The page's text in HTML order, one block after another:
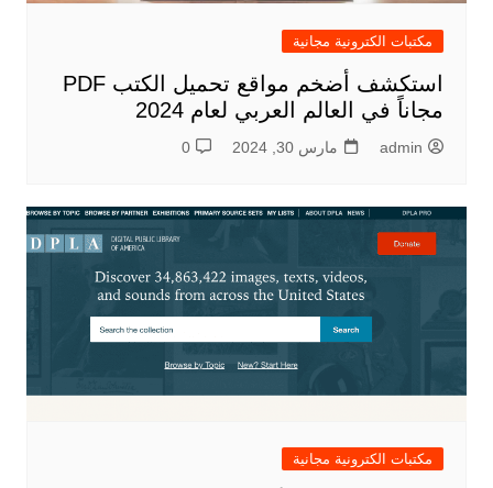
مكتبات الكترونية مجانية
استكشف أضخم مواقع تحميل الكتب PDF
مجاناً في العالم العربي لعام 2024
admin مارس 30, 2024 0
مكتبات الكترونية مجانية